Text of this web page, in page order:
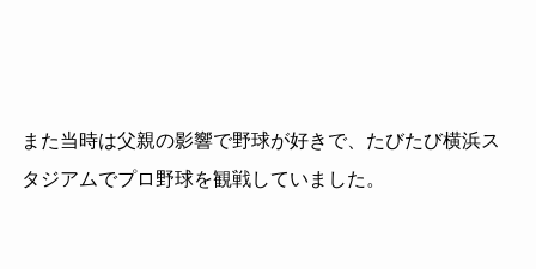
また当時は父親の影響で野球が好きで、たびたび横浜ス
タジアムでプロ野球を観戦していました。